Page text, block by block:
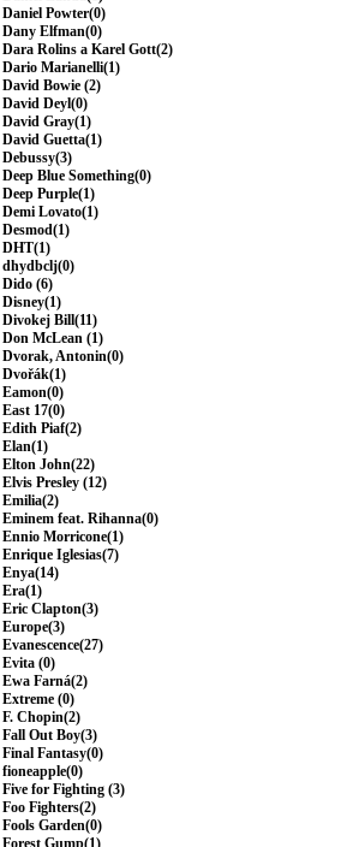
Daniel Powter(0)
Dany Elfman(0)
Dara Rolins a Karel Gott(2)
Dario Marianelli(1)
David Bowie (2)
David Deyl(0)
David Gray(1)
David Guetta(1)
Debussy(3)
Deep Blue Something(0)
Deep Purple(1)
Demi Lovato(1)
Desmod(1)
DHT(1)
dhydbclj(0)
Dido (6)
Disney(1)
Divokej Bill(11)
Don McLean (1)
Dvorak, Antonin(0)
Dvořák(1)
Eamon(0)
East 17(0)
Edith Piaf(2)
Elan(1)
Elton John(22)
Elvis Presley (12)
Emilia(2)
Eminem feat. Rihanna(0)
Ennio Morricone(1)
Enrique Iglesias(7)
Enya(14)
Era(1)
Eric Clapton(3)
Europe(3)
Evanescence(27)
Evita (0)
Ewa Farná(2)
Extreme (0)
F. Chopin(2)
Fall Out Boy(3)
Final Fantasy(0)
fioneapple(0)
Five for Fighting (3)
Foo Fighters(2)
Fools Garden(0)
Forest Gump(1)